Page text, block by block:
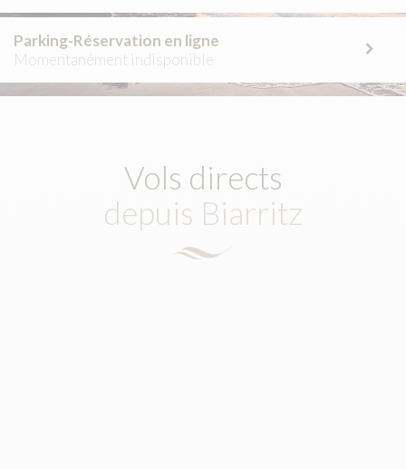
Parking-Réservation en ligne
Momentanément indisponible
Vols directs
depuis Biarritz